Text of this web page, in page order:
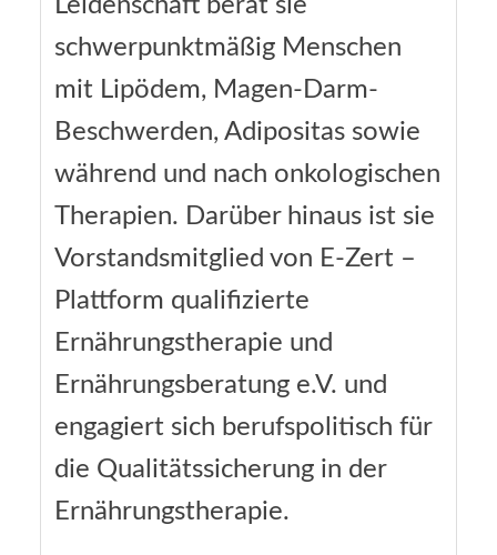
Leidenschaft berät sie
schwerpunktmäßig Menschen
mit Lipödem, Magen-Darm-
Beschwerden, Adipositas sowie
während und nach onkologischen
Therapien. Darüber hinaus ist sie
Vorstandsmitglied von E-Zert –
Plattform qualifizierte
Ernährungstherapie und
Ernährungsberatung e.V. und
engagiert sich berufspolitisch für
die Qualitätssicherung in der
Ernährungstherapie.